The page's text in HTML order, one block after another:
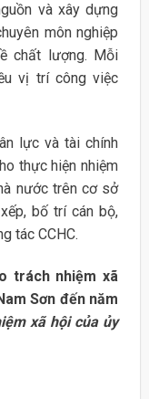
và xây dựng
môn nghiệp
chất lượng. Mỗi
vị trí công việc
lực và tài chính
thực hiện nhiệm
nước trên cơ sở
bố trí cán bộ,
tác CCHC.
trách nhiệm xã
Sơn đến năm
xã hội của ủy